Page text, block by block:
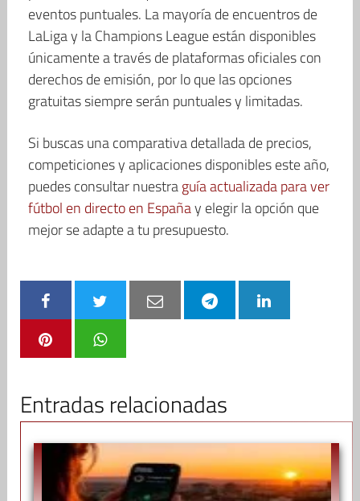
eventos puntuales. La mayoría de encuentros de
LaLiga y la Champions League están disponibles
únicamente a través de plataformas oficiales con
derechos de emisión, por lo que las opciones
gratuitas siempre serán puntuales y limitadas.
Si buscas una comparativa detallada de precios,
competiciones y aplicaciones disponibles este año,
puedes consultar nuestraguía actualizada para ver
fútbol en directo en Españay elegir la opción que
mejor se adapte a tu presupuesto.
Entradas relacionadas